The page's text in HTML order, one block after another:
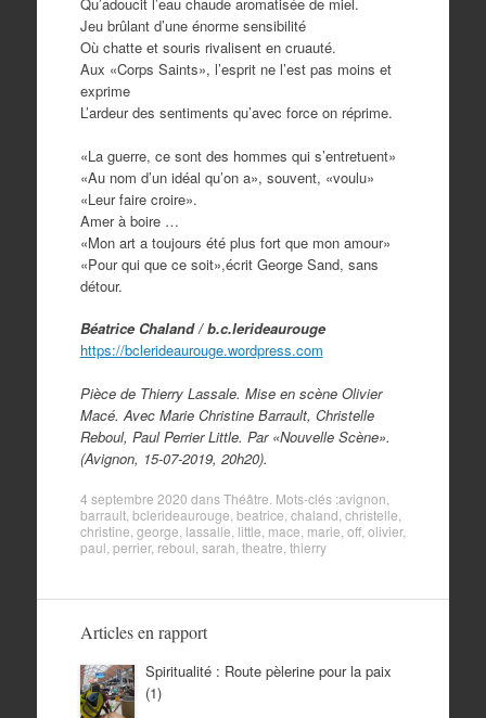
Jeu brûlant d’une énorme sensibilité
Où chatte et souris rivalisent en cruauté.
Aux «Corps Saints», l’esprit ne l’est pas moins et
exprime
L’ardeur des sentiments qu’avec force on réprime.
«La guerre, ce sont des hommes qui s’entretuent»
«Au nom d’un idéal qu’on a», souvent, «voulu»
«Leur faire croire».
Amer à boire …
«Mon art a toujours été plus fort que mon amour»
«Pour qui que ce soit»,écrit George Sand, sans
détour.
Béatrice Chaland / b.c.lerideaurouge
https://bclerideaurouge.wordpress.com
Pièce de Thierry Lassale. Mise en scène Olivier
Macé. Avec Marie Christine Barrault, Christelle
Reboul, Paul Perrier Little. Par «Nouvelle Scène».
(Avignon, 15-07-2019, 20h20).
4 septembre 2020 dansThéâtre . Mots-clés :avignon
barrault, bclerideaurouge beatrice chaland christelle
christine george lassalle little mace marie off, olivier,
paul perrier, reboul sarah theatre thierry
Articles en rapport
Spiritualité : Route pèlerine pour la paix
(1)